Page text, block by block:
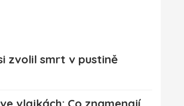
zvolil smrt v pustině